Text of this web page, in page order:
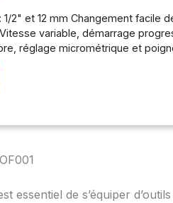
2" et 12 mm Changement facile
variable, démarrage
réglage micrométrique et
charge;Réglage de profondeur :
remontoir;Blocage
essentiel de s’équiper